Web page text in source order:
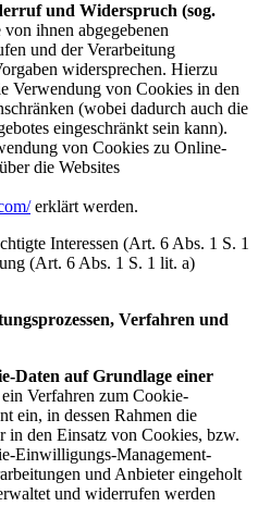
und Widerspruch (sog.
ihnen abgegebenen
und der Verarbeitung
widersprechen. Hierzu
Verwendung von Cookies in den
(wobei dadurch auch die
eingeschränkt sein kann).
von Cookies zu Online-
die Websites
erklärt werden.
Interessen (Art. 6 Abs. 1 S. 1
(Art. 6 Abs. 1 S. 1 lit. a)
Verfahren und
Daten auf Grundlage einer
Verfahren zum Cookie-
ein, in dessen Rahmen die
den Einsatz von Cookies, bzw.
Einwilligungs-Management-
und Anbieter eingeholt
und widerrufen werden